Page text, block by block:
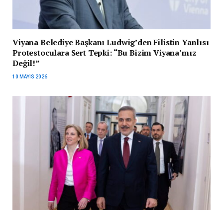
Viyana Belediye Başkanı Ludwig’den Filistin Yanlısı
Protestoculara Sert Tepki: “Bu Bizim Viyana’mız
Değil!”
10 MAYIS 2026